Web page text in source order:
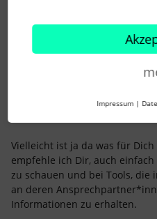
Personio-seitig antworte ich
gleichzeitig noch auf ein paar
Tools und Projekte:
Vielleicht ist ja da was für
empfehle ich Dir, auch
zu schauen und bei Tools, die
an deren
Informationen zu erhalten.
Impressum |